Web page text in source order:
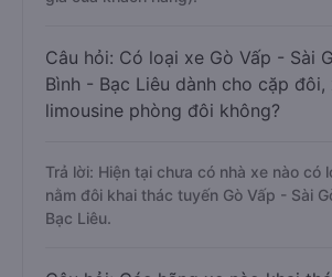
Câu hỏi: Có loại xe Gò Vấp - Sài
Bình - Bạc Liêu dành cho cặp đôi,
limousine phòng đôi không?
Trả lời: Hiện tại chưa có nhà xe nào có
nằm đôi khai thác tuyến Gò Vấp - Sài
Bạc Liêu.